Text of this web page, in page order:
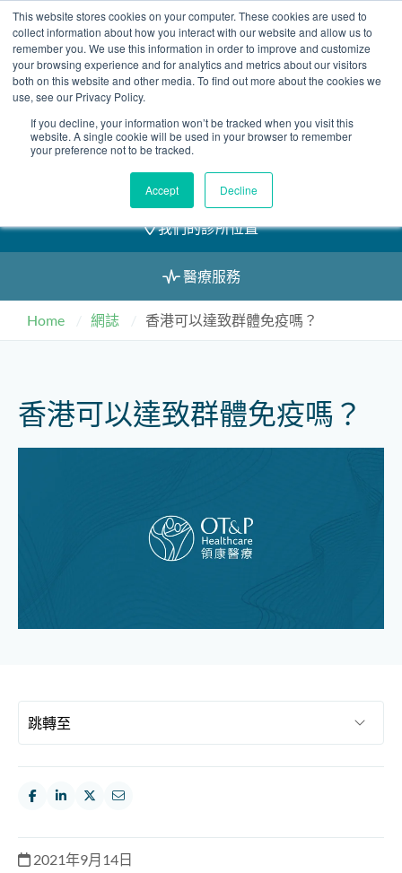
This website stores cookies on your computer. These cookies are used to
collect information about how you interact with our website and allow us to
remember you. We use this information in order to improve and customize
your browsing experience and for analytics and metrics about our visitors
both on this website and other media. To find out more about the cookies we
use, see our Privacy Policy.
If you decline, your information won’t be tracked when you visit this
website. A single cookie will be used in your browser to remember
your preference not to be tracked.
Accept Decline
Skip
to
content
2155 9055
預約
我們的醫護團隊
我們的診所位置
醫療服務
Home 網誌 香港可以達致群體免疫嗎？
香港可以達致群體免疫嗎？
2021年9月14日